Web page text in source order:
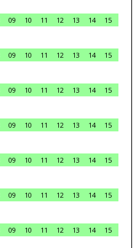
09 10 11 12 13 14
15
09 10 11 12 13 14
15
09 10 11 12 13 14
15
09 10 11 12 13 14
15
09 10 11 12 13 14
15
09 10 11 12 13 14
15
09 10 11 12 13 14
15